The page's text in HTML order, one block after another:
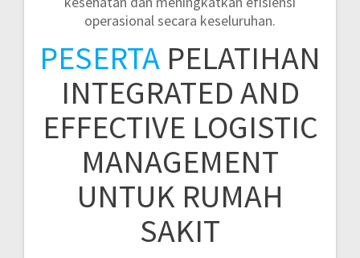
operasional secara keseluruhan.
PESERTA PELATIHAN
INTEGRATED AND
EFFECTIVE LOGISTIC
MANAGEMENT
UNTUK RUMAH
SAKIT